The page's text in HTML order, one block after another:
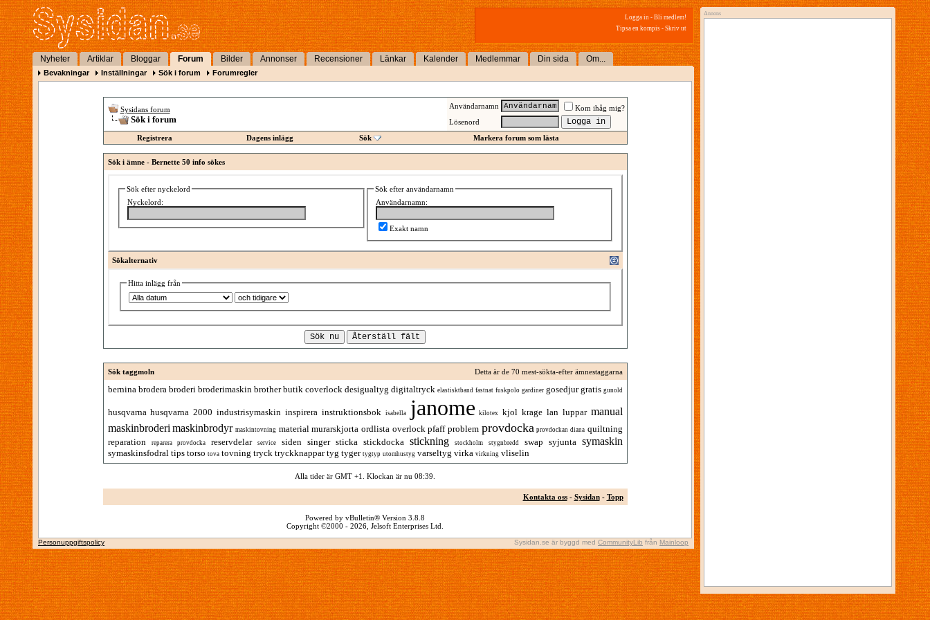
Logga in - Bli medlem!
Tipsa en kompis - Skriv ut
Nyheter Artiklar Bloggar Forum Bilder Annonser Recensioner Länkar Kalender Medlemmar Din sida Om...
Bevakningar Inställningar Sök i forum Forumregler
Sysidans forum
Sök i forum
Användarnamn
Kom ihåg mig?
Lösenord
Registrera
Dagens inlägg Sök Markera forum som lästa
Sök i ämne - Bernette 50 info sökes
Sök efter nyckelord
Nyckelord:
Sök efter användarnamn
Användarnamn:
Exakt namn
Sökalternativ
Hitta inlägg från
Detta är de 70 mest-sökta-efter ämnestaggarna
Sök taggmoln
bernina brodera broderi broderimaskin brother butik coverlock desigualtyg digitaltryck elastisktband fastnat fuskpolo gardiner gosedjur gratis gunold
husqvarna husqvarna 2000 industrisymaskin inspirera instruktionsbok isabella janome kilotex kjol krage lan luppar manual
maskinbroderi maskinbrodyr maskintovning material murarskjorta ordlista overlock pfaff problem provdocka provdockan diana quiltning
reparation
reparera provdocka reservdelar service siden singer sticka stickdocka stickning stockholm stygnbredd swap syjunta symaskin
symaskinsfodral tips torso tova tovning tryck tryckknappar tyg tyger tygtyp utomhustyg varseltyg virka virkning vliselin
Alla tider är GMT +1. Klockan är nu 08:39
Kontakta oss- Sysidan- Topp
Powered by vBulletin® Version 3.8.8
Copyright ©2000 - 2026, Jelsoft Enterprises Ltd.
Sysidan.se är byggd med CommunityLib från Mainloop
Personuppgiftspolicy
Annons